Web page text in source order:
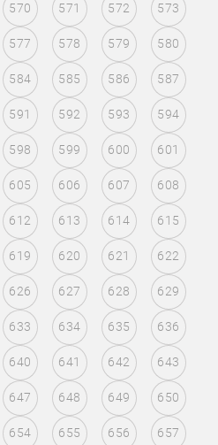
570 571 572 573
577 578 579 580
584 585 586 587
591 592 593 594
598 599 600 601
605 606 607 608
612 613 614 615
619 620 621 622
626 627 628 629
633 634 635 636
640 641 642 643
647 648 649 650
654 655 656 657